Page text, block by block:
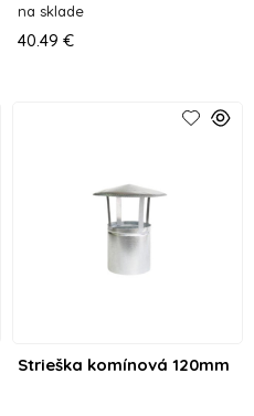
na sklade
40.49 €
Strieška komínová 120mm